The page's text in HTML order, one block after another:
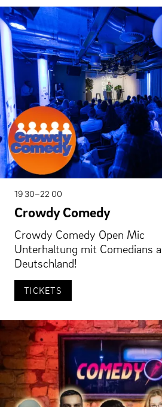
19 30–22 00
Crowdy Comedy
Crowdy Comedy Open
Unterhaltung mit Comedians
Deutschland!
TICKETS